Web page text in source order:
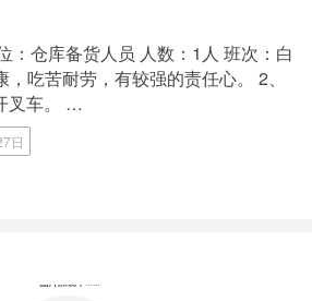
：仓库备货人员 人数：1人 班次：白
吃苦耐劳，有较强的责任心。 2、
叉车。 …
日